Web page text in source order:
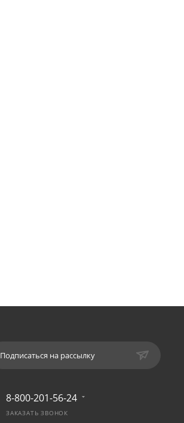
Подписаться на рассылку
8-800-201-56-24
ЗАКАЗАТЬ ЗВОНОК